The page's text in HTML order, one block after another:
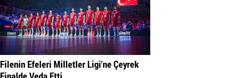
Filenin Efeleri Milletler Ligi'ne Çeyrek